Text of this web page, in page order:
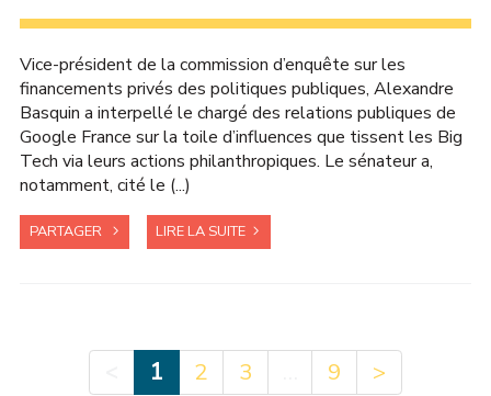
Vice-président de la commission d’enquête sur les
financements privés des politiques publiques, Alexandre
Basquin a interpellé le chargé des relations publiques de
Google France sur la toile d’influences que tissent les Big
Tech via leurs actions philanthropiques. Le sénateur a,
notamment, cité le (...)
PARTAGER LIRE LA SUITE
1 2 3 9 >